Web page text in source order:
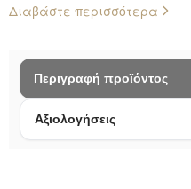
καθιστώντας την ανάγνωση
χαμηλού φωτισμού πιο
έξυπνη ηλεκτρονική λάμπα
χρώμα φωτός για
επιλογής μεταξύ θερμού
μειώνοντας την
από αλουμίνιο και ABS για
Διαβάστε περισσότερα
Περιγραφή προϊόντος
Αξιολογήσεις